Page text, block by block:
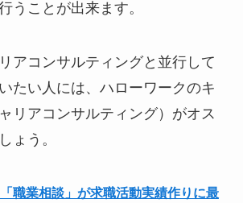
うことが出来ます。
アコンサルティングと並行して
たい人には、ハローワークのキ
リアコンサルティング）がオス
ょう。
職業相談」が求職活動実績作りに最